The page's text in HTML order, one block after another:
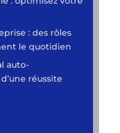
: des rôles
le quotidien
auto-
réussite